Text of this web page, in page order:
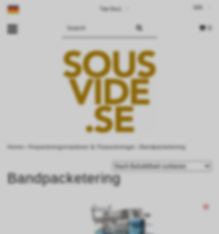
Tax Excl. SEK
0
Home Förpackningsmaskiner & Förpackningar Bandpacketering
Bandpacketering